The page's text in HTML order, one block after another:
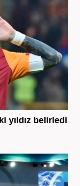
yıldız belirledi